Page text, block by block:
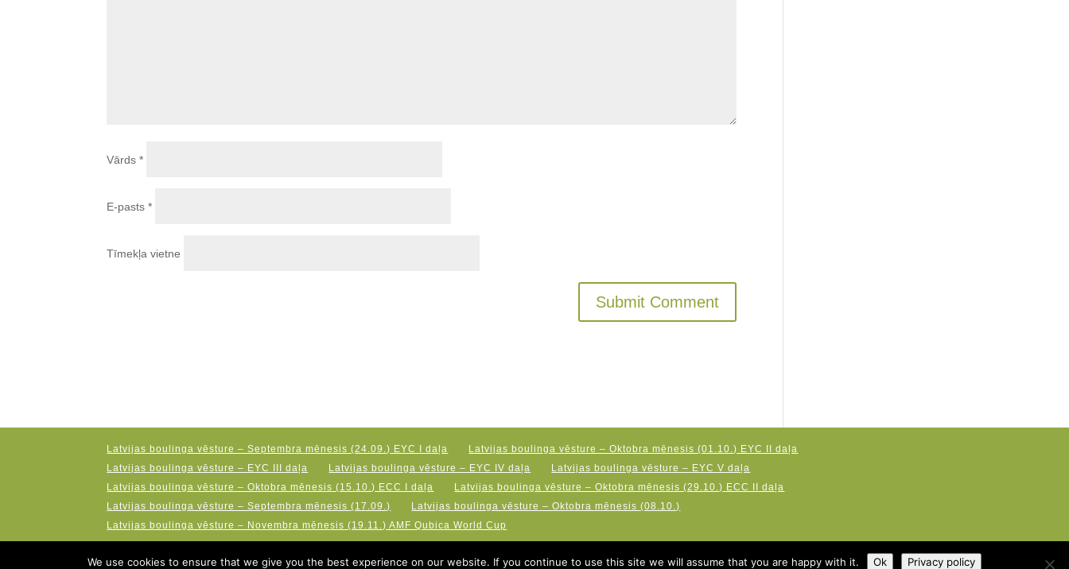
Vārds*
E-pasts*
Tīmekļa vietne
Latvijas boulinga vēsture – Septembra mēnesis (24.09.) EYC I daļa
Latvijas boulinga vēsture – Oktobra mēnesis (01.10.) EYC II daļa
Latvijas boulinga vēsture – EYC III daļa
Latvijas boulinga vēsture – EYC IV daļa
Latvijas boulinga vēsture – EYC V daļa
Latvijas boulinga vēsture – Oktobra mēnesis (15.10.) ECC I daļa
Latvijas boulinga vēsture – Oktobra mēnesis (29.10.) ECC II daļa
Latvijas boulinga vēsture – Septembra mēnesis (17.09.)
Latvijas boulinga vēsture – Oktobra mēnesis (08.10.)
Latvijas boulinga vēsture – Novembra mēnesis (19.11.) AMF Qubica World Cup
We use cookies to ensure that we give you the best experience on our website. If you continue to use this site we will assume that you are happy with it. Ok Privacy policy